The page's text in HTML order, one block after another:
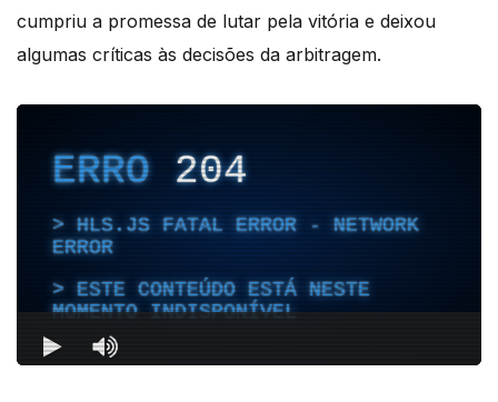
cumpriu a promessa de lutar pela vitória e deixou
algumas críticas às decisões da arbitragem.